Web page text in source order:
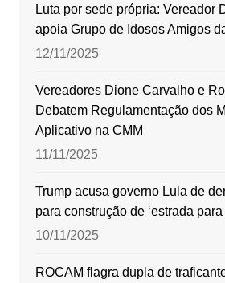
Luta por sede própria: Vereador
apoia Grupo de Idosos Amigos
12/11/2025
Vereadores Dione Carvalho e
Debatem Regulamentação dos
Aplicativo na CMM
11/11/2025
Trump acusa governo Lula de
para construção de ‘estrada
10/11/2025
ROCAM flagra dupla de